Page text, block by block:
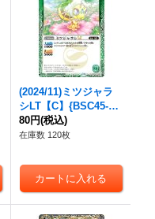
(2024/11)ミツジャラ
シLT【C】{BSC45-03
9}《緑》
80円(税込)
在庫数 120枚